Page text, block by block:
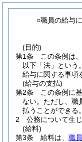
○職員の給与
(目的)
第1条
この条例は
以下「法」という
給与に関する事項
(給与の支払)
第2条
この条例に
ない。 ただし、職
払うことができる。
2
公務について生
(給料)
第3条
給料は、 職